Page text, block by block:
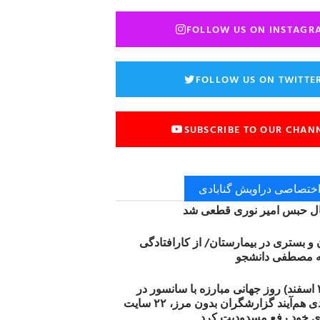
FOLLOW US ON
FOLLOW US ON
SUBSCRIBE TO OUR
دراویش گنابادی
امیر نوری قطعی شد
و بستری در بیمارستان/ از کارافتادگی
۱۲ مارس (۲۱ اسفند) روز جهانی مبارزه با سانسور در
اینترنت: #آزادی هم‌آیند گزارشگران‌ بدون مرز، ۲۲ سایت